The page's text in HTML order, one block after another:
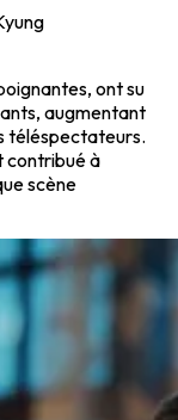
ont su
augmentant
téléspectateurs.
contribué à
scène